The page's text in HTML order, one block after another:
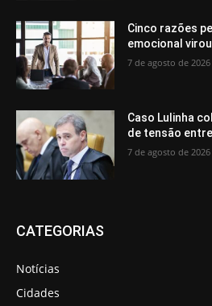
Cinco razões
emocional
7 de agosto de 2026
Caso Lulinha
de tensão
7 de agosto de 2026
CATEGORIAS
Notícias
Cidades